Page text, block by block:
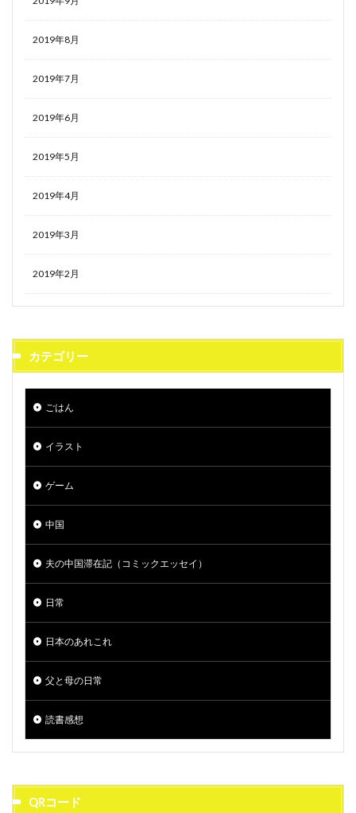
2019年8月
2019年7月
2019年6月
2019年5月
2019年4月
2019年3月
2019年2月
カテゴリー
ごはん
イラスト
ゲーム
中国
夫の中国滞在記（コミックエッセイ）
日常
日本のあれこれ
父と母の日常
読書感想
QRコード